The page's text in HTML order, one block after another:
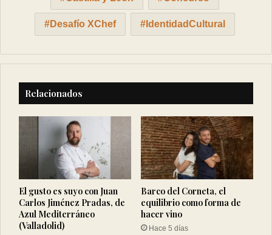
Desafío XChef IdentidadCultural
Relacionados
El gusto es suyo con Juan
Carlos Jiménez Pradas, de
Azul Mediterráneo
(Valladolid)
Barco del Corneta, el
equilibrio como forma de
hacer vino
Hace 5 días